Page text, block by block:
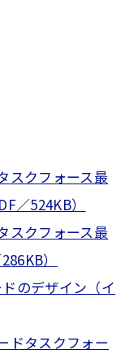
スクフォース最
／524KB）
スクフォース最
）
のデザイン（イ
ドタスクフォー